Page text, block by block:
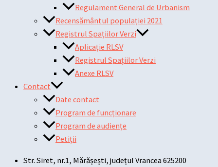
Regulament General de Urbanism
Recensământul populației 2021
Registrul Spațiilor Verzi
Aplicație RLSV
Registrul Spațiilor Verzi
Anexe RLSV
Contact
Date contact
Program de funcționare
Program de audiențe
Petiții
Str. Siret, nr.1, Mărășești, județul Vrancea 625200